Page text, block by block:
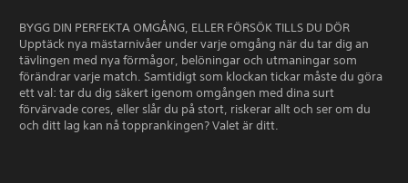
BYGG DIN PERFEKTA OMGÅNG, ELLER FÖRSÖK TILLS DU DÖR
Upptäck nya mästarnivåer under varje omgång när du tar dig an
tävlingen med nya förmågor, belöningar och utmaningar som
förändrar varje match. Samtidigt som klockan tickar måste du göra
ett val: tar du dig säkert igenom omgången med dina surt
förvärvade cores, eller slår du på stort, riskerar allt och ser om du
och ditt lag kan nå topprankingen? Valet är ditt.